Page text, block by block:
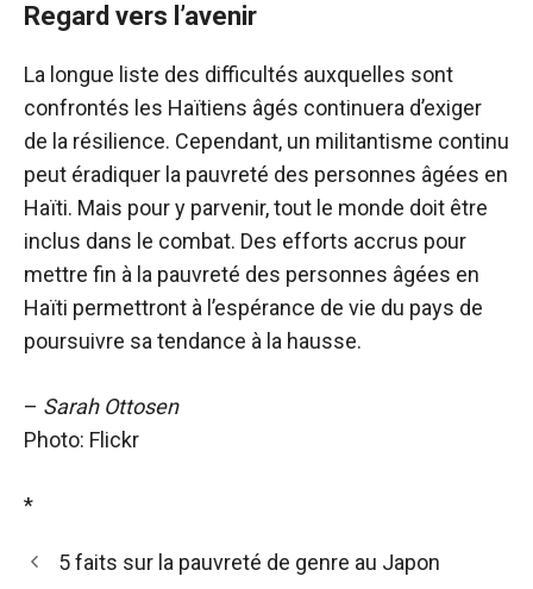
Regard vers l’avenir
La longue liste des difficultés auxquelles sont
confrontés les Haïtiens âgés continuera d’exiger
de la résilience. Cependant, un militantisme continu
peut éradiquer la pauvreté des personnes âgées en
Haïti. Mais pour y parvenir, tout le monde doit être
inclus dans le combat. Des efforts accrus pour
mettre fin à la pauvreté des personnes âgées en
Haïti permettront à l’espérance de vie du pays de
poursuivre sa tendance à la hausse.
– Sarah Ottosen
Photo: Flickr
*
5 faits sur la pauvreté de genre au Japon